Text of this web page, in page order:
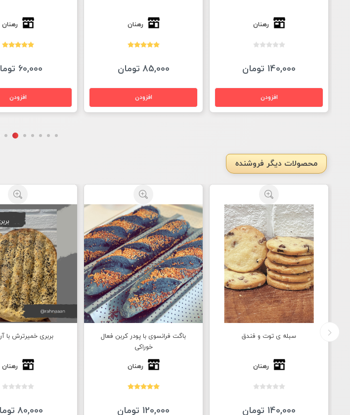
رهنان
85,000 تومان
رهنان
60,000 تومان
رهنان
150,000 تومان
محصولات دیگر فروشنده
سبله ی توت و فندق
رهنان
140,000 تومان
باگت فرانسوی با پودر کربن فعال
خوراکی
رهنان
120,000 تومان
بربری خمیرترش با
رهنان
80,000 تومان